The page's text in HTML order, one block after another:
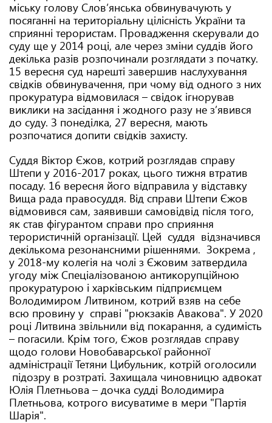
міську голову Слов’янська обвинувачують у
посяганні на територіальну цілісність України та
сприянні терористам. Провадження скерували до
суду ще у 2014 році, але через зміни суддів його
декілька разів розпочинали розглядати з початку.
15 вересня суд нарешті завершив наслухування
свідків обвинувачення, при чому від одного з них
прокуратура відмовилася – свідок ігнорував
виклики на засідання і жодного разу не з’явився
до суду. З понеділка, 27 вересня, мають
розпочатися допити свідків захисту.
Суддя Віктор Єжов, котрий розглядав справу
Штепи у 2016-2017 роках, цього тижня втратив
посаду. 16 вересня його відправила у відставку
Вища рада правосуддя. Від справи Штепи Єжов
відмовився сам, заявивши самовідвід після того,
як став фігурантом справи про сприяння
терористичній організації. Цей суддя відзначився
декількома резонансними рішеннями. Зокрема ,
у 2018-му колегія на чолі з Єжовим затвердила
угоду між Спеціалізованою антикорупційною
прокуратурою і харківським підприємцем
Володимиром Литвином, котрий взяв на себе
всю провину у справі "рюкзаків Авакова". У 2020
році Литвина звільнили від покарання, а судимість
– погасили. Крім того, Єжов розглядав справу
щодо голови Новобаварської районної
адміністрації Тетяни Цибульник, котрій оголосили
підозру в розтраті. Захищала чиновницю адвокат
Юлія Плетньова – дочка судді Володимира
Плетньова, котрого висуватиме в мери "Партія
Шарія".